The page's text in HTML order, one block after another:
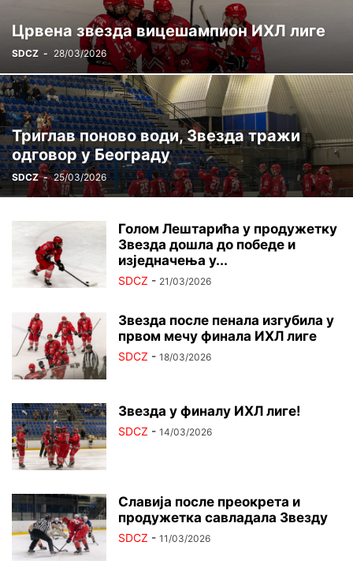
ЦРВЕНА ЗВЕЗДА ГИНИС ЏУДО ШАХ
Црвена звезда вицешампион ИХЛ лиге
SDCZ - 28/03/2026
Триглав поново води, Звезда тражи
одговор у Београду
SDCZ - 25/03/2026
Голом Лештарића у продужетку
Звезда дошла до победе и
изједначења у...
SDCZ - 21/03/2026
Звезда после пенала изгубила у
првом мечу финала ИХЛ лиге
SDCZ - 18/03/2026
Звезда у финалу ИХЛ лиге!
SDCZ - 14/03/2026
Славија после преокрета и
продужетка савладала Звезду
SDCZ - 11/03/2026